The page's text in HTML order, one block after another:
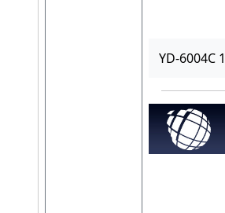
YD-6004C